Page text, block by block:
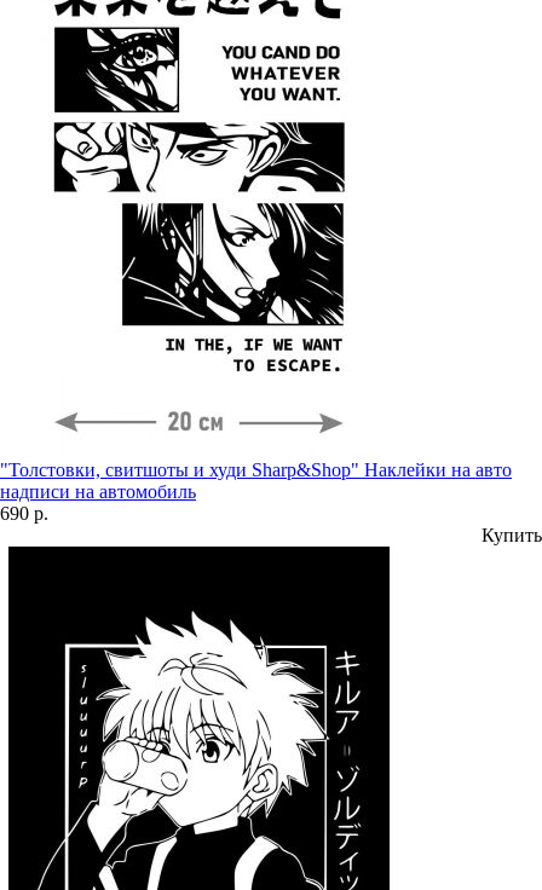
"Толстовки, свитшоты и худи Sharp&Shop" Наклейки на авто
надписи на автомобиль
690 р.
Купить